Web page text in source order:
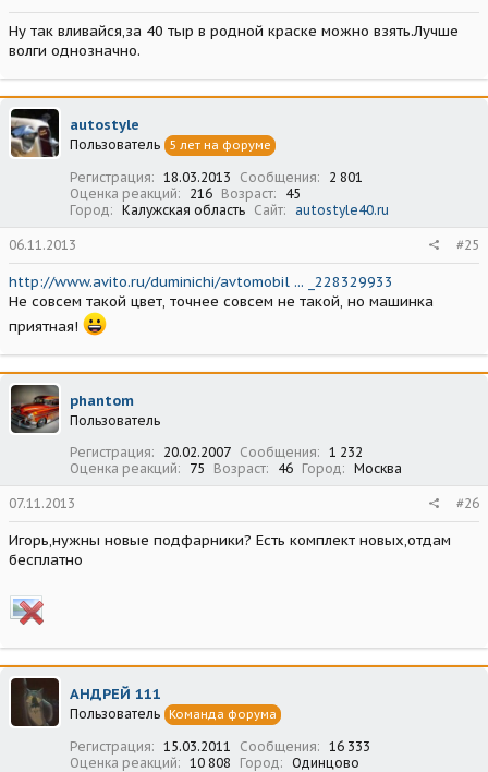
Ну так вливайся,за 40 тыр в родной краске можно взять.Лучше
волги однозначно.
autostyle
Пользователь 5 лет на форуме
Регистрация 18.03.2013 Сообщения
2 801
Оценка реакций
216 Возраст
45
Город
Калужская область Сайт autostyle40.ru
06.11.2013 #25
http://www.avito.ru/duminichi/avtomobil ... _228329933
Не совсем такой цвет, точнее совсем не такой, но машинка
приятная!
phantom
Пользователь
Регистрация
20.02.2007 Сообщения
1 232
Оценка реакций
75 Возраст 46 Город Москва
07.11.2013 #26
Игорь,нужны новые подфарники? Есть комплект новых,отдам
бесплатно
АНДРЕЙ 111
Пользователь Команда форума
Регистрация 15.03.2011 Сообщения
16 333
Оценка реакций
10 808 Город Одинцово